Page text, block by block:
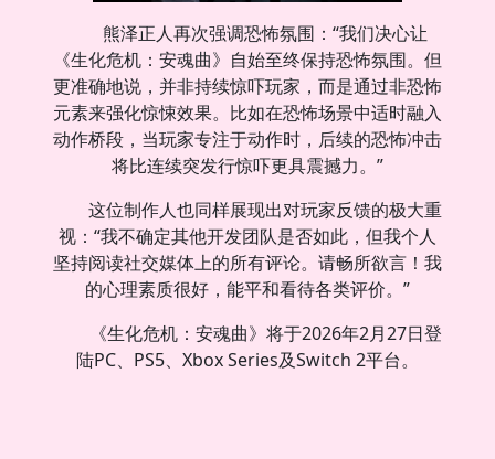
熊泽正人再次强调恐怖氛围：“我们决心让
《生化危机：安魂曲》自始至终保持恐怖氛围。但
更准确地说，并非持续惊吓玩家，而是通过非恐怖
元素来强化惊悚效果。比如在恐怖场景中适时融入
动作桥段，当玩家专注于动作时，后续的恐怖冲击
将比连续突发行惊吓更具震撼力。”
这位制作人也同样展现出对玩家反馈的极大重
视：“我不确定其他开发团队是否如此，但我个人
坚持阅读社交媒体上的所有评论。请畅所欲言！我
的心理素质很好，能平和看待各类评价。”
《生化危机：安魂曲》将于2026年2月27日登
陆PC、PS5、Xbox Series及Switch 2平台。